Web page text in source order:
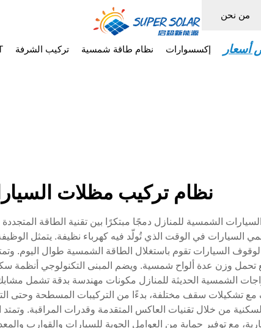
من نحن
تركيب الشرفة نظام طاقة شمسية إكسسوارات
نظام تركيب مظلات
الشمسية للمنازل دمجًا مبتكرًا بين تقنية الطاقة المتجددة
السيارات في الوقت الذي تُولّد فيه كهرباء نظيفة. يتمثل
السيارات تقوم باستغلال الطاقة الشمسية طوال اليوم.
تحمل وزن عدة ألواح شمسية. ويضم المبنى التكنولوجي
الشمسية الحديثة للمنازل مكونات مهندسة بدقة تشمل مشابك
مع تشكيلات سقف مختلفة، بدءًا من التركيبات المسطحة وحتى
السكنية من خلال تقنيات العاكس المتقدمة وقدرات المراقبة.
مع توفير حماية من العوامل الجوية للسيارات والقوارب